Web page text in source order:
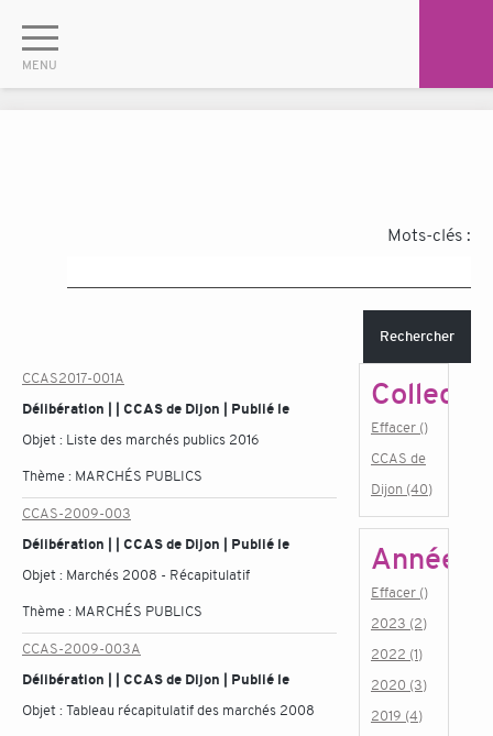
Mots-clés :
Rechercher
CCAS2017-001A
Délibération | | CCAS de Dijon | Publié le
Objet : Liste des marchés publics 2016
Thème : MARCHÉS PUBLICS
CCAS-2009-003
Délibération | | CCAS de Dijon | Publié le
Objet : Marchés 2008 - Récapitulatif
Thème : MARCHÉS PUBLICS
CCAS-2009-003A
Délibération | | CCAS de Dijon | Publié le
Objet :Tableau récapitulatif des marchés 2008
Effacer ()
CCAS de
Dijon (40)
Année
Effacer ()
2023 (2)
2022 (1)
2020 (3)
2019 (4)